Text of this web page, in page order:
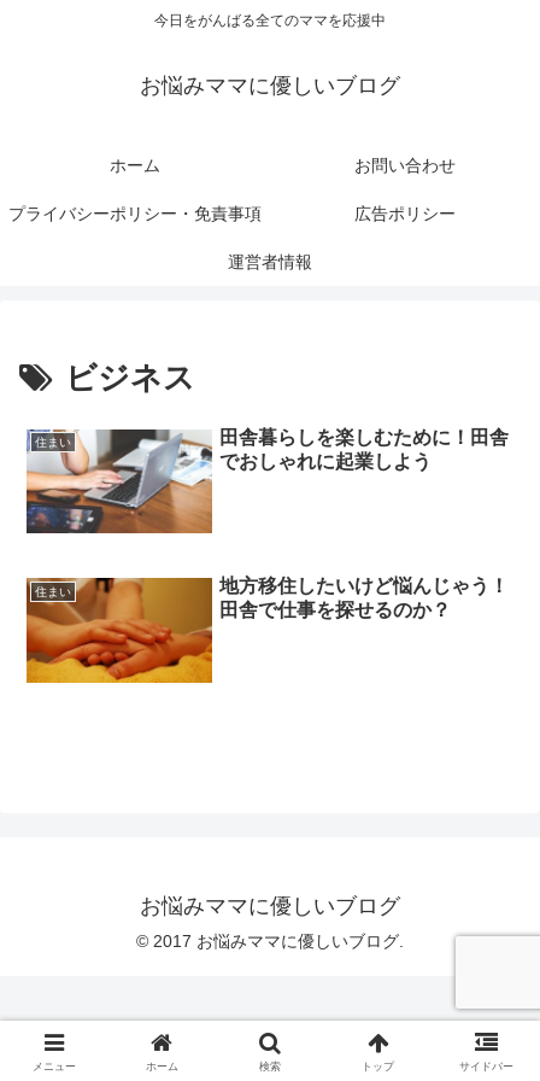
今日をがんばる全てのママを応援中
お悩みママに優しいブログ
ホーム お問い合わせ
プライバシーポリシー・免責事項 広告ポリシー
運営者情報
ビジネス
住まい
田舎暮らしを楽しむために！田舎
でおしゃれに起業しよう
住まい
地方移住したいけど悩んじゃう！
田舎で仕事を探せるのか？
お悩みママに優しいブログ
© 2017 お悩みママに優しいブログ.
メニュー ホーム 検索 トップ サイドバー